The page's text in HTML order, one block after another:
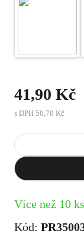
41,90 Kč
s DPH 50,70 Kč
Více než 10
Kód: